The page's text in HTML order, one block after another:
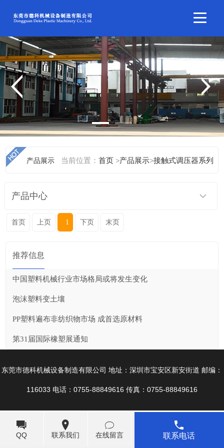
产品展示 当前位置：首页 >产品展示>接触式调压器系列
产品中心
首页 上页 1 下页 末页
推荐信息
中国塑料机械行业市场格局或将发生变化
泡沫塑料变土壤
PP塑料遍布非纺织物市场 成首选原材料
第31届国际橡塑展通知
东莞市德科机械设备制造有限公司 地址：深圳市宝安区新安街道 邮编：
116033 电话：0755-88849616 传真：0755-88849616
QQ 联系我们 在线留言 联系电话